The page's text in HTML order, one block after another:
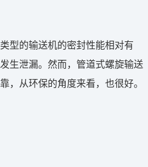
型的输送机的密封性能相对有
生泄漏。然而，管道式螺旋输送
，从环保的角度来看，也很好。